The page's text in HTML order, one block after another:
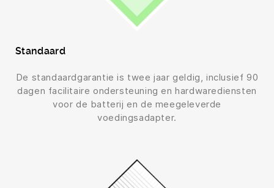
Standaard
De standaardgarantie is twee jaar geldig, inclusief 90
dagen facilitaire ondersteuning en hardwarediensten
voor de batterij en de meegeleverde
voedingsadapter.